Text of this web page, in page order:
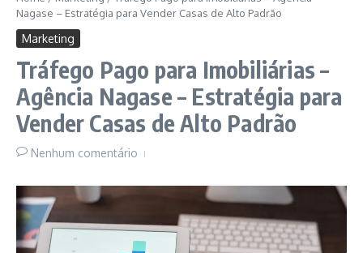
Nagase – Estratégia para Vender Casas de Alto Padrão
Marketing
Tráfego Pago para Imobiliárias –
Agência Nagase – Estratégia para
Vender Casas de Alto Padrão
Nenhum comentário